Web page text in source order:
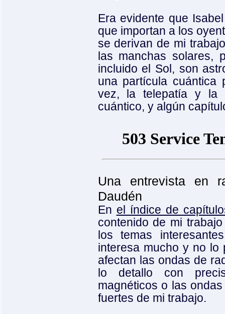
Era evidente que
que importan a los
se derivan de mi
las manchas solares,
incluido el Sol, son
una partícula
vez, la telepatía y la
cuántico, y algún
Una entrevista en
Daudén
En el índice de
contenido de mi
los temas
interesa mucho y no lo
afectan las ondas de
lo detallo con
magnéticos o las
fuertes de mi trabajo.